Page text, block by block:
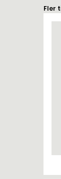
Fler